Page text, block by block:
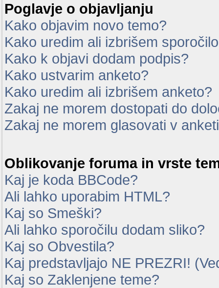
Poglavje o objavljanju
Kako objavim novo temo?
Kako uredim ali izbrišem
Kako k objavi dodam podpis?
Kako ustvarim anketo?
Kako uredim ali izbrišem anketo?
Zakaj ne morem dostopati do
Zakaj ne morem glasovati v
Oblikovanje foruma in vrste
Kaj je koda BBCode?
Ali lahko uporabim HTML?
Kaj so Smeški?
Ali lahko sporočilu dodam sliko?
Kaj so Obvestila?
Kaj predstavljajo NE PREZRI!
Kaj so Zaklenjene teme?